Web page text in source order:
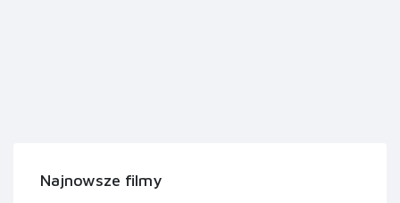
Najnowsze filmy